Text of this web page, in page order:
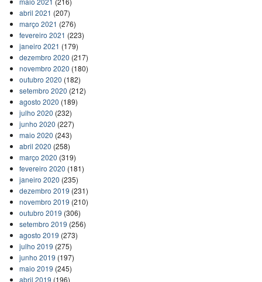
abril 2021 (207)
março 2021 (276)
fevereiro 2021 (223)
janeiro 2021 (179)
dezembro 2020 (217)
novembro 2020 (180)
outubro 2020 (182)
setembro 2020 (212)
agosto 2020 (189)
julho 2020 (232)
junho 2020 (227)
maio 2020 (243)
abril 2020 (258)
março 2020 (319)
fevereiro 2020 (181)
janeiro 2020 (235)
dezembro 2019 (231)
novembro 2019 (210)
outubro 2019 (306)
setembro 2019 (256)
agosto 2019 (273)
julho 2019 (275)
junho 2019 (197)
maio 2019 (245)
abril 2019 (196)